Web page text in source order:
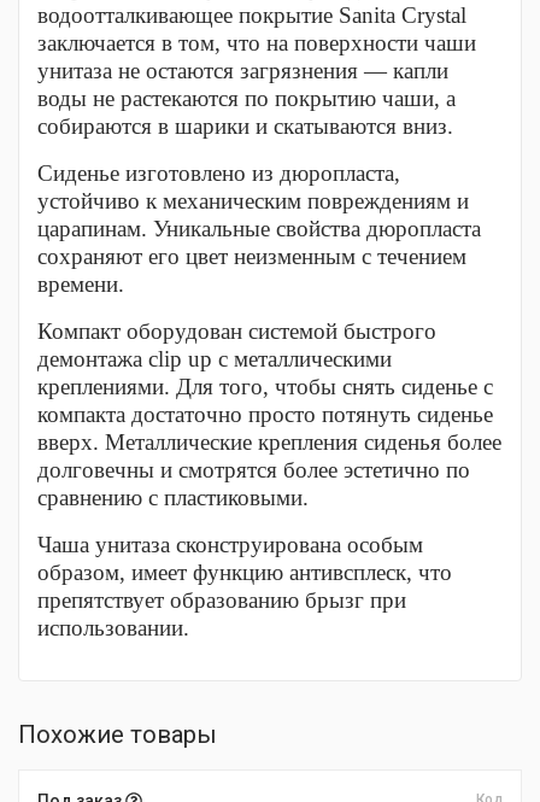
водоотталкивающее покрытие Sanita Crystal
заключается в том, что на поверхности чаши
унитаза не остаются загрязнения — капли
воды не растекаются по покрытию чаши, а
собираются в шарики и скатываются вниз.
Сиденье изготовлено из дюропласта,
устойчиво к механическим повреждениям и
царапинам. Уникальные свойства дюропласта
сохраняют его цвет неизменным с течением
времени.
Компакт оборудован системой быстрого
демонтажа clip up с металлическими
креплениями. Для того, чтобы снять сиденье с
компакта достаточно просто потянуть сиденье
вверх. Металлические крепления сиденья более
долговечны и смотрятся более эстетично по
сравнению с пластиковыми.
Чаша унитаза сконструирована особым
образом, имеет функцию антивсплеск, что
препятствует образованию брызг при
использовании.
Похожие товары